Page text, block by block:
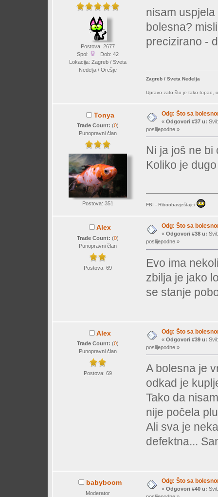
Postova: 2677
Spol:
Dob: 42
Lokacija: Zagreb / Sveta
Nedelja / Orešje
nisam
bolesna?
precizirano -
Zagreb / Sveta Nedelja
Upravo zato što je tako topao,
Tonya
Trade Count: (0)
Punopravni član
Postova: 351
Odg: Što sa
« Odgovori #37 u:
poslijepodne »
Ni ja još ne bi
Koliko je
FBI - Riboobavještajci
Alex
Trade Count: (0)
Punopravni član
Postova: 69
Odg: Što sa
« Odgovori #38 u:
poslijepodne »
Evo ima
zbilja je jako
se stanje
Alex
Trade Count: (0)
Punopravni član
Postova: 69
Odg: Što sa
« Odgovori #39 u:
poslijepodne »
A bolesna je
odkad je
Tako da
nije počela
Ali sva je
defektna...
babyboom
Moderator
Odg: Što sa
« Odgovori #40 u: